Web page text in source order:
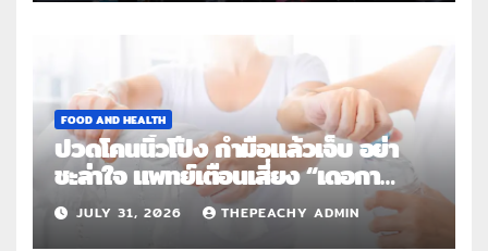
FOOD AND HEALTH
ปวดโคนนิ้วโป้ง กำมือแล้วเจ็บ อย่า
ชะล่าใจ แพทย์เตือนเสี่ยง “เดอกา
แวง” โรคปลอกหุ้มเอ็นอักเสบจากการ
ใช้งานซ้ำ
JULY 31, 2026 THEPEACHY ADMIN